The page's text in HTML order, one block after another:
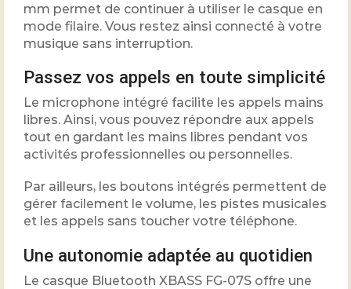
mm permet de continuer à utiliser le casque en
mode filaire. Vous restez ainsi connecté à votre
musique sans interruption.
Passez vos appels en toute simplicité
Le microphone intégré facilite les appels mains
libres. Ainsi, vous pouvez répondre aux appels
tout en gardant les mains libres pendant vos
activités professionnelles ou personnelles.
Par ailleurs, les boutons intégrés permettent de
gérer facilement le volume, les pistes musicales
et les appels sans toucher votre téléphone.
Une autonomie adaptée au quotidien
Le casque Bluetooth XBASS FG-07S offre une